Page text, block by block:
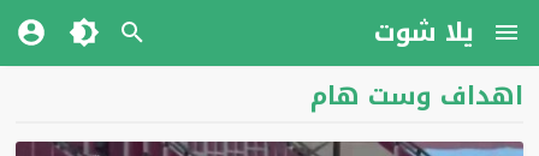
يلا شوت
اهداف وست هام